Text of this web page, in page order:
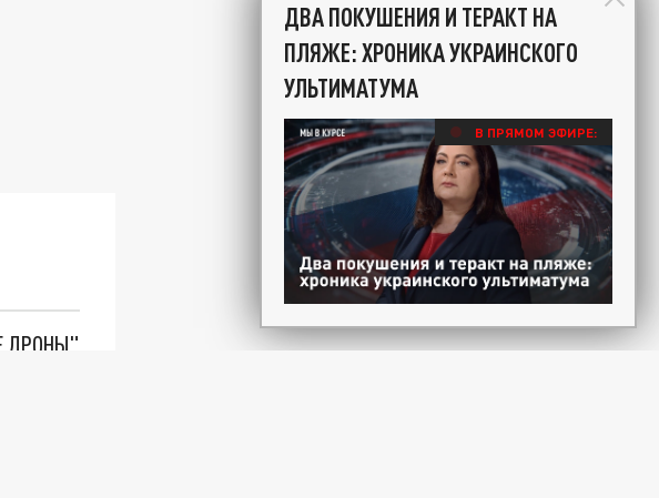
ДРОНЫ"
ДВА ПОКУШЕНИЯ И ТЕРАКТ НА
ПЛЯЖЕ: ХРОНИКА УКРАИНСКОГО
УЛЬТИМАТУМА
В ПРЯМОМ ЭФИРЕ: